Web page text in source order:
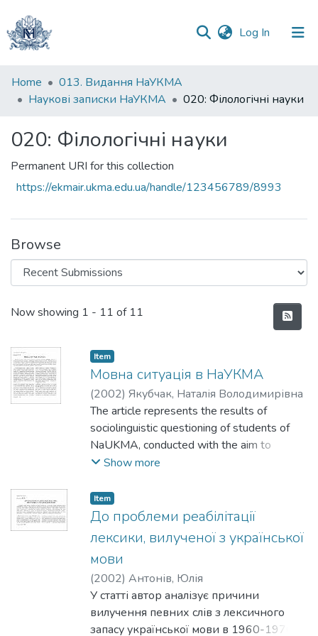
Log In (current)
Communities
&
All of DSpace
Statistics
Home
013. Видання НаУКМА
Наукові записки НаУКМА
020: Філологічні науки
020: Філологічні науки
Permanent URI for this collection
https://ekmair.ukma.edu.ua/handle/123456789/8993
Browse
Recent Submissions
Now showing 1 - 11 of 11
Item
Мовна ситуація в НаУКМА
(2002) Якубчак, Наталія Володимирівна
The article represents the results of
sociolinguistic questioning of students of
NaUKMA, conducted with the aim to
elucidate a linguistic situation with Ukrainian
bilinguism at NaUKMA. The studied aspects
are knowing and speaking, their interaction,
influence of surroundings on forming of
language orientation, analyzed in age,
faculty, and region peculiarities. Investigated
the level of language stability of students
of NaUKMA in comparison with students of
other Kyiv universities. It shows the
priorities in language politics of students of
Show more
Item
До проблеми реабілітації
лексики, вилученої з української
мови
(2002) Антонів, Юлія
У статті автор аналізує причини
вилучення певних слів з лексичного
запасу української мови в 1960-1970-x